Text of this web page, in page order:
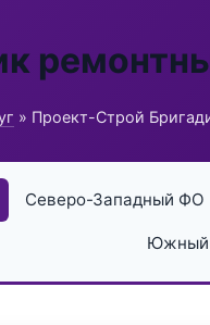
» Проект-Строй
Северо-Западный ФО